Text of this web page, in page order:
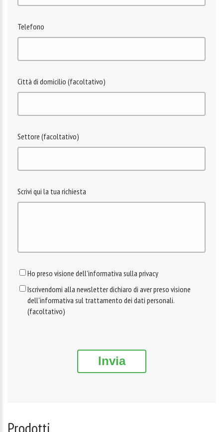
Telefono
Città di domicilio (facoltativo)
Settore (facoltativo)
Scrivi qui la tua richiesta
Ho preso visione dell'informativa sulla privacy
Iscrivendomi alla newsletter dichiaro di aver preso visione
dell'informativa sul trattamento dei dati personali.
(facoltativo)
Invia
Prodotti